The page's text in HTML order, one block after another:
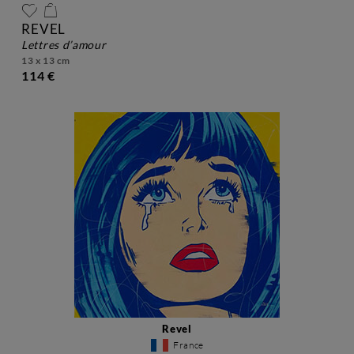
REVEL
lettres d’amour
13 x 13 cm
114 €
Revel
France